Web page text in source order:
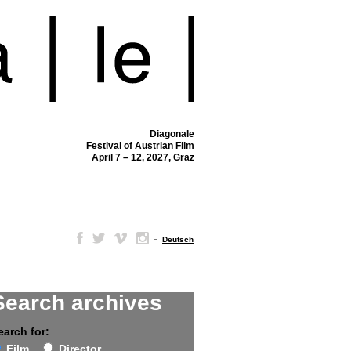
Diagonale
Festival of Austrian Film
April 7 – 12, 2027, Graz
– Deutsch
archives
for: